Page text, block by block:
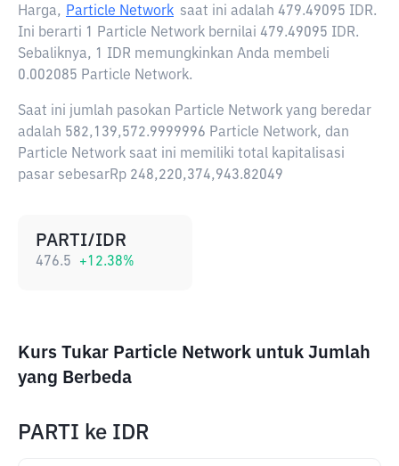
Harga, Particle Network saat ini adalah 479.49095 IDR.
Ini berarti 1 Particle Network bernilai 479.49095 IDR.
Sebaliknya, 1 IDR memungkinkan Anda membeli
0.002085 Particle Network.
Saat ini jumlah pasokan Particle Network yang beredar
adalah 582,139,572.9999996 Particle Network, dan
Particle Network saat ini memiliki total kapitalisasi
pasar sebesarRp 248,220,374,943.82049
PARTI/IDR
476.5 +12.38%
Kurs Tukar Particle Network untuk Jumlah
yang Berbeda
PARTI ke IDR